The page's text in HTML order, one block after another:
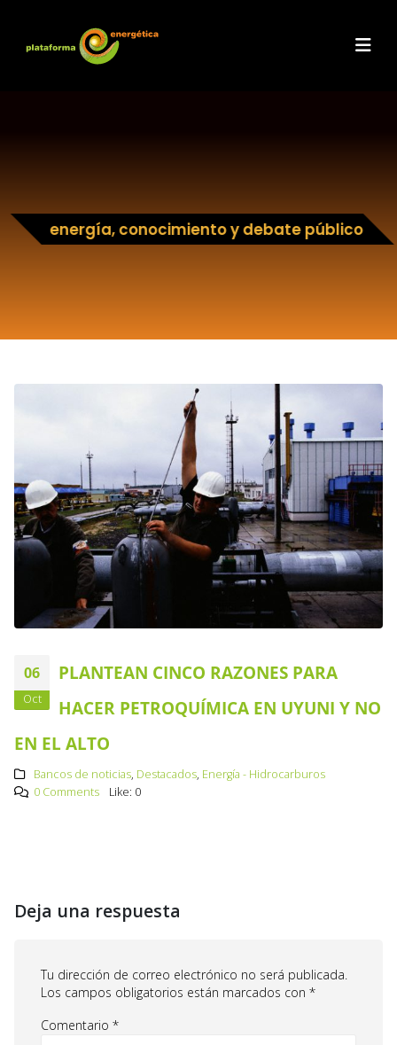
energía, conocimiento y debate público
06
Oct
PLANTEAN CINCO RAZONES PARA
HACER PETROQUÍMICA EN UYUNI Y NO
EN EL ALTO
Bancos de noticias, Destacados, Energía - Hidrocarburos
0 Comments
Like: 0
Deja una respuesta
Tu dirección de correo electrónico no será publicada.
Los campos obligatorios están marcados con *
Comentario *